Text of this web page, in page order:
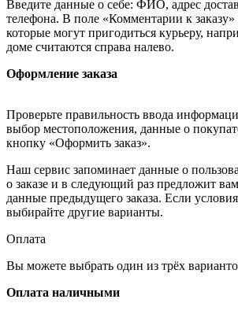
Введите данные о себе: ФИО, адрес
телефона. В поле «Комментарии к заказу»
которые могут пригодиться курьеру,
доме считаются справа налево.
Оформление заказа
Проверьте правильность ввода
выбор местоположения, данные о
кнопку «Оформить заказ».
Наш сервис запоминает данные о
о заказе и в следующий раз предложит
данные предыдущего заказа. Если
выбирайте другие варианты.
Оплата
Вы можете выбрать один из трёх
Оплата наличными